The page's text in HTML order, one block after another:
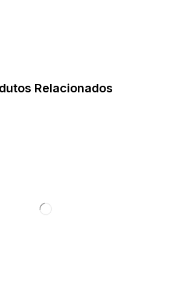
Relacionados